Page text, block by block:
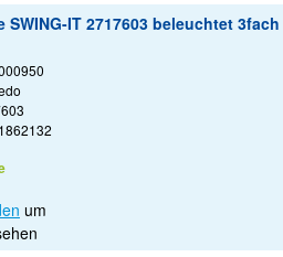
SWING-IT 2717603 beleuchtet 3fach
um